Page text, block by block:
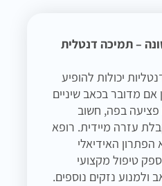
– תמיכה דנטלית
יכולות להופיע
מדובר בכאב שיניים
בפה, חשוב
עזרה מיידית. רופא
הפתרון האידיאלי
טיפול מקצועי
ולמנוע נזקים נוספים.